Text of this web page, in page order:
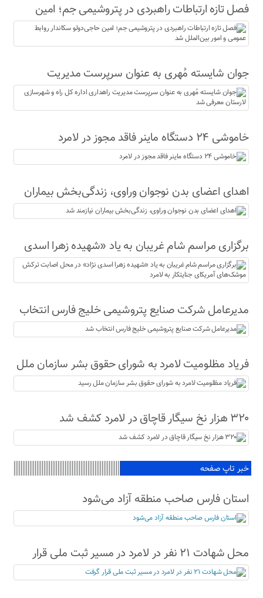
فصل تازه ارتباطات راهبردی در پتروشیمی جم؛ امین
حاجی‌دولو سکاندار روابط عمومی و امور بین‌الملل شد
جوان شایسته مُهری به عنوان سرپرست مدیریت
راهداری اداره کل راه و شهرسازی لارستان معرفی شد
خاموشی ۲۴ دستگاه ماینر فاقد مجوز در لامرد
اهدای اعضای بدن نوجوان وراوی، زندگی‌بخش بیماران
نیازمند شد
برگزاری مراسم شام غریبان به یاد «شهیده زهرا اسدی
نژاد» در محل اصابت ترکش موشک‌های آمریکای
جنایتکار به لامرد
مدیرعامل شرکت صنایع پتروشیمی خلیج فارس انتخاب
شد
فریاد مظلومیت لامرد به شورای حقوق بشر سازمان ملل
رسید
۳۲۰ هزار نخ سیگار قاچاق در لامرد کشف شد
خبر تاپ صفحه
استان فارس صاحب منطقه آزاد می‌شود
محل شهادت ۲۱ نفر در لامرد در مسیر ثبت ملی قرار
گرفت